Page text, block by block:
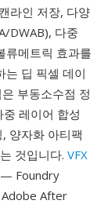
라인 저장, 다양
DWAB), 다중
류메트릭 효과를
는 딥 픽셀 데이
부동소수점 정
레이어 합성
양자화 아티팩
것입니다. VFX
— Foundry
Adobe After